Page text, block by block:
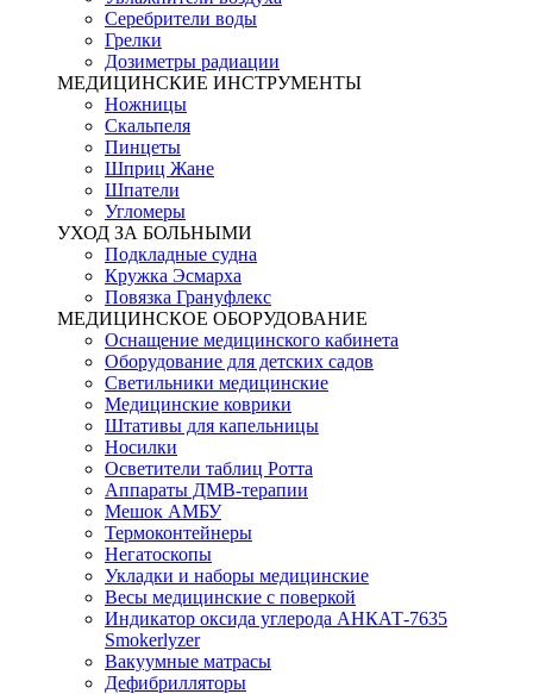
Серебрители воды
Грелки
Дозиметры радиации
МЕДИЦИНСКИЕ ИНСТРУМЕНТЫ
Ножницы
Скальпеля
Пинцеты
Шприц Жане
Шпатели
Угломеры
УХОД ЗА БОЛЬНЫМИ
Подкладные судна
Кружка Эсмарха
Повязка Грануфлекс
МЕДИЦИНСКОЕ ОБОРУДОВАНИЕ
Оснащение медицинского кабинета
Оборудование для детских садов
Светильники медицинские
Медицинские коврики
Штативы для капельницы
Носилки
Осветители таблиц Ротта
Аппараты ДМВ-терапии
Мешок АМБУ
Термоконтейнеры
Негатоскопы
Укладки и наборы медицинские
Весы медицинские с поверкой
Индикатор оксида углерода АНКАТ-7635
Smokerlyzer
Вакуумные матрасы
Дефибрилляторы